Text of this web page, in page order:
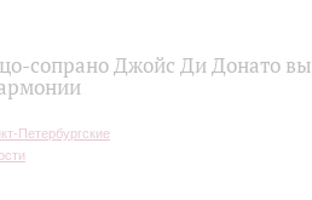
сопрано Джойс Ди Донато